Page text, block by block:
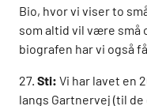
Bio, hvor vi viser to
som altid vil være små
biografen har vi også
27. Sti: Vi har lavet en
langs Gartnervej (til de